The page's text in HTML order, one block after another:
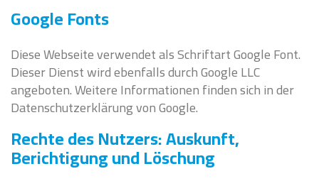
Google Fonts
Diese Webseite verwendet als Schriftart Google Font.
Dieser Dienst wird ebenfalls durch Google LLC
angeboten. Weitere Informationen finden sich in der
Datenschutzerklärung von Google.
Rechte des Nutzers: Auskunft,
Berichtigung und Löschung